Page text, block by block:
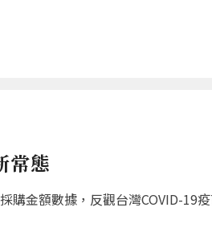
常態
購金額數據，反觀台灣COVID-19